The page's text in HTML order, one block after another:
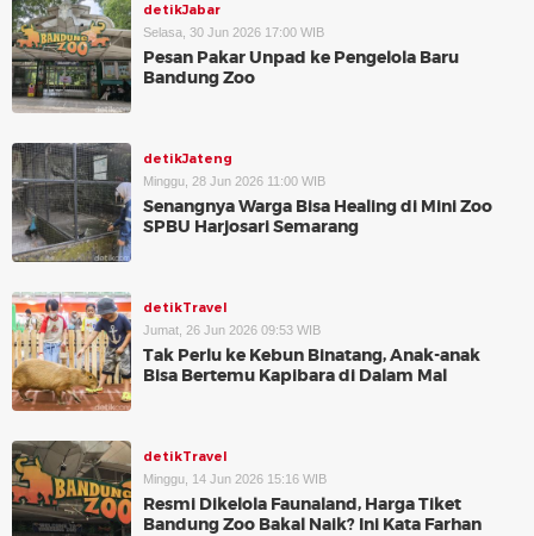
detikJabar
Selasa, 30 Jun 2026 17:00 WIB
Pesan Pakar Unpad ke Pengelola Baru
Bandung Zoo
detikJateng
Minggu, 28 Jun 2026 11:00 WIB
Senangnya Warga Bisa Healing di Mini Zoo
SPBU Harjosari Semarang
detikTravel
Jumat, 26 Jun 2026 09:53 WIB
Tak Perlu ke Kebun Binatang, Anak-anak
Bisa Bertemu Kapibara di Dalam Mal
detikTravel
Minggu, 14 Jun 2026 15:16 WIB
Resmi Dikelola Faunaland, Harga Tiket
Bandung Zoo Bakal Naik? Ini Kata Farhan